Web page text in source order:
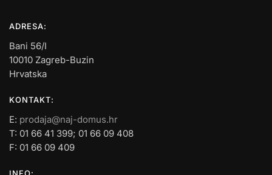
ADRESA:
Bani 56/I
10010 Zagreb-Buzin
Hrvatska
KONTAKT:
E: prodaja@naj-domus.hr
T: 01 66 41 399; 01 66 09 408
F: 01 66 09 409